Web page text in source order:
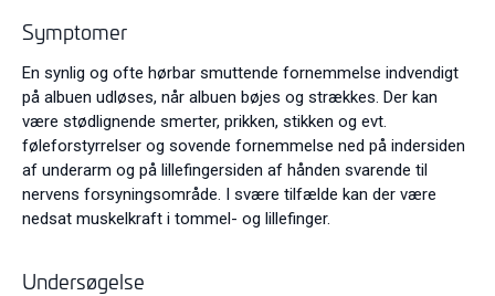
Symptomer
En synlig og ofte hørbar smuttende fornemmelse indvendigt
på albuen udløses, når albuen bøjes og strækkes. Der kan
være stødlignende smerter, prikken, stikken og evt.
føleforstyrrelser og sovende fornemmelse ned på indersiden
af underarm og på lillefingersiden af hånden svarende til
nervens forsyningsområde. I svære tilfælde kan der være
nedsat muskelkraft i tommel- og lillefinger.
Undersøgelse